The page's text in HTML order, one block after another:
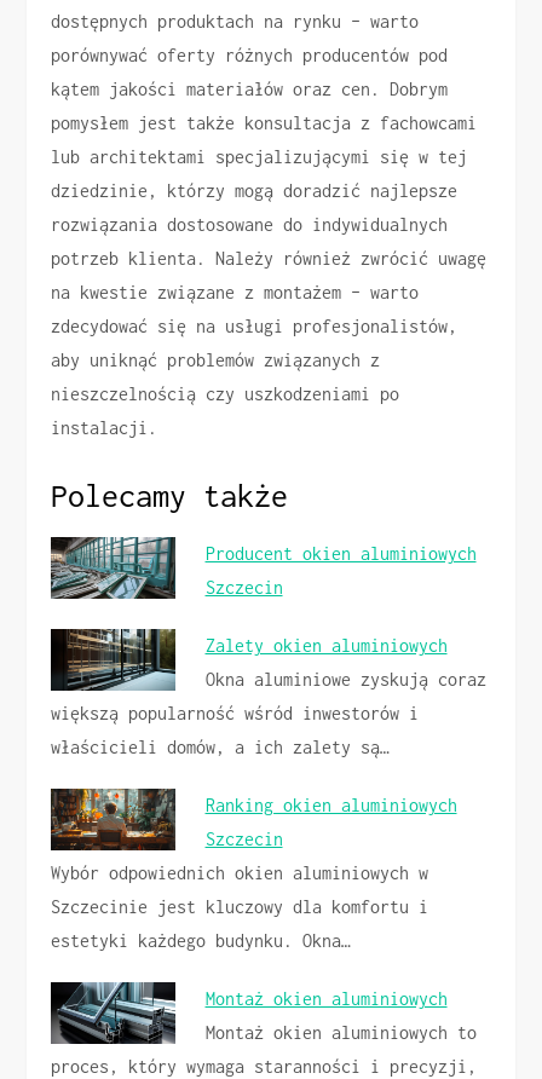
dostępnych produktach na rynku – warto
porównywać oferty różnych producentów pod
kątem jakości materiałów oraz cen. Dobrym
pomysłem jest także konsultacja z fachowcami
lub architektami specjalizującymi się w tej
dziedzinie, którzy mogą doradzić najlepsze
rozwiązania dostosowane do indywidualnych
potrzeb klienta. Należy również zwrócić uwagę
na kwestie związane z montażem – warto
zdecydować się na usługi profesjonalistów,
aby uniknąć problemów związanych z
nieszczelnością czy uszkodzeniami po
instalacji.
Polecamy także
Producent okien aluminiowych
Szczecin
Zalety okien aluminiowych
Okna aluminiowe zyskują coraz
większą popularność wśród inwestorów i
właścicieli domów, a ich zalety są…
Ranking okien aluminiowych
Szczecin
Wybór odpowiednich okien aluminiowych w
Szczecinie jest kluczowy dla komfortu i
estetyki każdego budynku. Okna…
Montaż okien aluminiowych
Montaż okien aluminiowych to
proces, który wymaga staranności i precyzji,